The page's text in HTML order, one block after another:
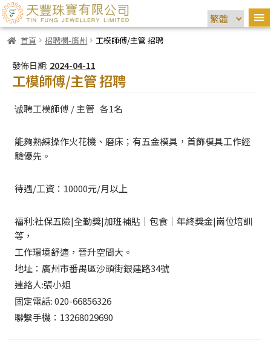
首頁 招聘欄-廣州 工模師傅/主管 招聘
發佈日期: 2024-04-11
工模師傅/主管 招聘
诚聘工模師傅 / 主管 各1名
能夠熟練操作火花機、磨床；有五金模具，首飾模具工作經
驗優先。
待遇/工資：10000元/月以上
福利:社保五險|全勤獎|加班補貼│包食｜年終獎金|崗位培訓
等，
工作環境舒適，晉升空間大。
地址：廣州市番禺區沙頭街銀建路34號
連絡人:張小姐
固定電話: 020-66856326
聯繫手機：13268029690